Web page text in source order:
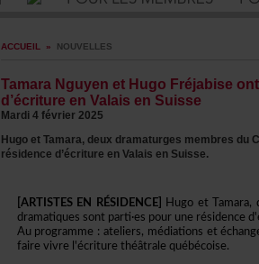
ACCUEIL » NOUVELLES
d’écritureenValaisenSuisse
Mardi4février2025
résidenced’écritureenValaisenSuisse.
[ARTISTESENRÉSIDENCE]
fairevivrel'écriturethéâtralequébécoise.